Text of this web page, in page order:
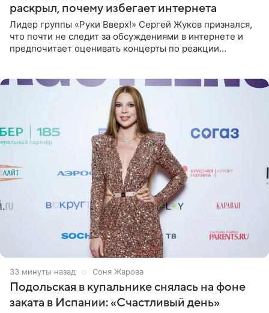
раскрыл, почему избегает интернета
Лидер группы «Руки Вверх!» Сергей Жуков признался,
что почти не следит за обсуждениями в интернете и
предпочитает оценивать концерты по реакции
33 минуты назад Соня Жарова
Подольская в купальнике снялась на фоне
заката в Испании: «Счастливый день»